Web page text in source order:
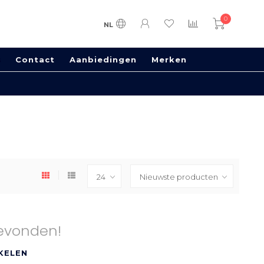
NL
0
Contact Aanbiedingen Merken